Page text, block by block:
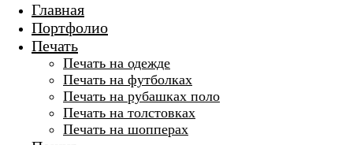
Главная
Портфолио
Печать
Печать на одежде
Печать на футболках
Печать на рубашках поло
Печать на толстовках
Печать на шопперах